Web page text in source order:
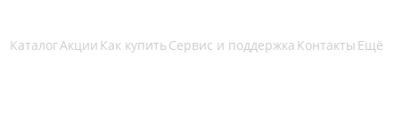
КаталогАкции Как купитьСервис и поддержка Контакты Ещё